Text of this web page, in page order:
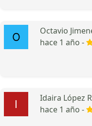
Octavio
hace 1 año -
Idaira López
hace 1 año -